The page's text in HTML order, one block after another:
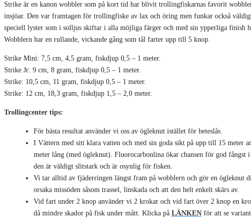
Strike är en kanon wobbler som på kort tid har blivit trollingfiskarnas favorit
insjöar. Den var framtagen för trollingfiske av lax och öring men funkar också
speciell lyster som i solljus skiftar i alla möjliga färger och med sin ypperliga finish
Wobblern har en rullande, vickande gång som tål farter upp till 5 knop.
Strike Mini: 7,5 cm, 4,5 gram, fiskdjup 0,5 – 1 meter.
Strike Jr: 9 cm, 8 gram, fiskdjup 0,5 – 1 meter.
Strike: 10,5 cm, 11 gram, fiskdjup 0,5 – 1 meter.
Strike: 12 cm, 18,3 gram, fiskdjup 1,5 – 2,0 meter.
Trollingcenter tips:
För bästa resultat använder vi oss av ögleknut istället för beteslås.
I Vättern med sitt klara vatten och med sin goda sikt på upp till 15 meter
meter lång (med ögleknut). Fluorocarbonlina ökar chansen för god fångst
den är väldigt slitstark och är osynlig för fisken.
Vi tar alltid av fjäderringen längst fram på wobblern och gör en ögleknut
orsaka missöden såsom trassel, linskada och att den helt enkelt skärs av.
Vid fart under 2 knop använder vi 2 krokar och vid fart över 2 knop en
då mindre skador på fisk under mått. Klicka på LÄNKENför att se